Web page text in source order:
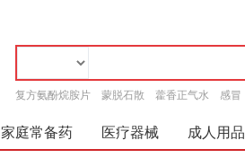
复方氨酚烷胺片 蒙脱石散 藿香正气水 感冒
家庭常备药 医疗器械 成人用品